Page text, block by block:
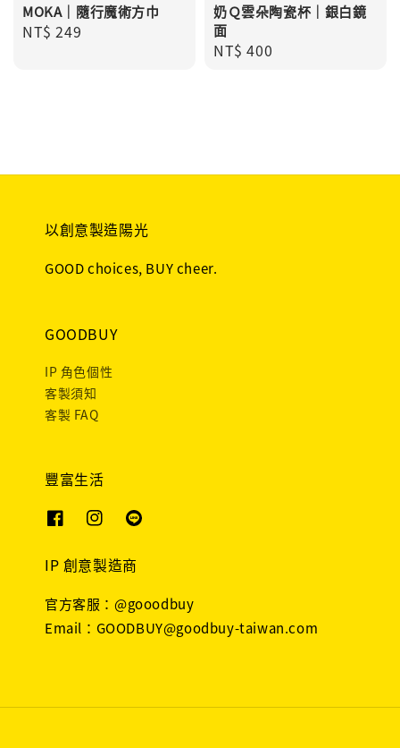
MOKA｜隨行魔術方巾
Regular
NT$ 249
奶Ｑ雲朵陶瓷杯｜銀白鏡
面
Regular
NT$ 400
以創意製造陽光
GOOD choices, BUY cheer.
GOODBUY
IP 角色個性
客製須知
客製 FAQ
豐富生活
IP 創意製造商
官方客服：@gooodbuy
Email：GOODBUY@goodbuy-taiwan.com